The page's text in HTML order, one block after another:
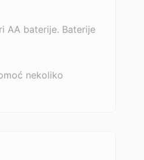
AA baterije. Baterije
nekoliko